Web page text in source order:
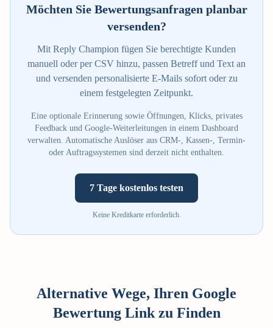
Möchten Sie Bewertungsanfragen planbar
versenden?
Mit Reply Champion fügen Sie berechtigte Kunden
manuell oder per CSV hinzu, passen Betreff und Text an
und versenden personalisierte E-Mails sofort oder zu
einem festgelegten Zeitpunkt.
Eine optionale Erinnerung sowie Öffnungen, Klicks, privates
Feedback und Google-Weiterleitungen in einem Dashboard
verwalten. Automatische Auslöser aus CRM-, Kassen-, Termin-
oder Auftragssystemen sind derzeit nicht enthalten.
7 Tage kostenlos testen
Keine Kreditkarte erforderlich.
Alternative Wege, Ihren Google
Bewertung Link zu Finden